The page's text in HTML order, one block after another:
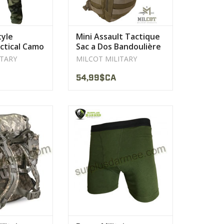
Camo
Mini Assault Tactique
Sac a Dos Bandoulière
MILCOT
MILCOT MILITARY
54,99$CA
PRODUIT
chaud, durable, léger, résistant
aux bactéries
AFFICHER LE PRODUIT